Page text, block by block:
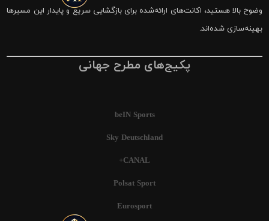
وضوح بالا هستید، اکانت‌های ارائه‌شده برای بازگشایی سریع و پایدار این مسیرها
بهینه‌سازی شده‌اند.
پکیج‌های مطرح جهانی
beIN Sports
Sky Deutschland
CANAL+
Polsat Sport
Eurosport